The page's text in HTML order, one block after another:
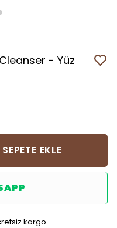
- Yüz
SEPETE EKLE
kargo